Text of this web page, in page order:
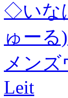
◇いな
ゅーる
メンズ
Leit